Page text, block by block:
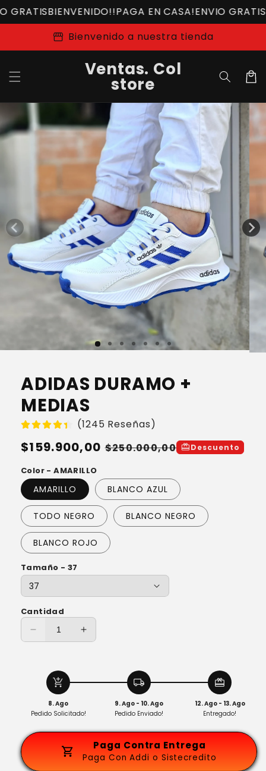
contenido
BIENVENIDO!!PAGA EN CASA!ENVIO GRATIS
storefront Bienvenido a nuestra tienda
Ventas. Col
store
la
producto
ADIDAS DURAMO +
MEDIAS
(1245 Reseñas)
Precio
habitual
$159.900,00 Precio
oferta
$250.000,00 redeemDescuento
Color - AMARILLO
AMARILLO BLANCO AZUL
TODO NEGRO BLANCO NEGRO
BLANCO ROJO
Tamaño - 37
Cantidad
Reducir
ADIDAS
DURAMO
MEDIAS
Aumentar
DURAMO
MEDIAS
add_shopping_cart
8. Ago
Pedido Solicitado!
local_shipping
9. Ago - 10. Ago
Pedido Enviado!
redeem
12. Ago - 13. Ago
Entregado!
Paga Contra Entrega
Paga Con Addi o Sistecredito